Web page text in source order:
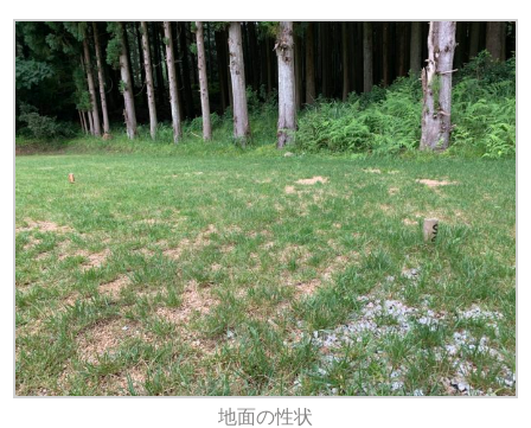
地面の性状